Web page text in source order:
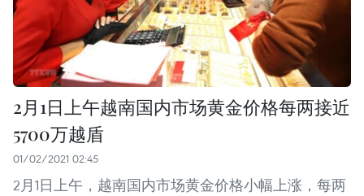
2月1日上午越南国内市场黄金价格每两接近
5700万越盾
01/02/2021 02:45
2月1日上午，越南国内市场黄金价格小幅上涨，每两